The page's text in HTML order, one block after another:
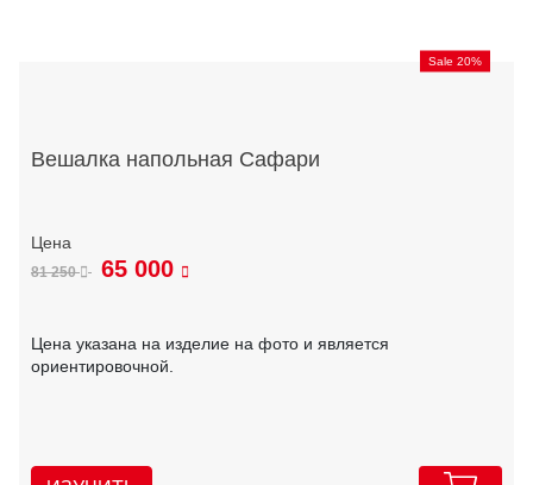
Sale 20%
Вешалка напольная Сафари
81 250 65 000
Цена указана на изделие на фото и является
ориентировочной.